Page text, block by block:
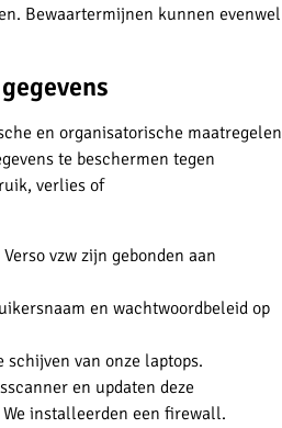
Bewaartermijnen kunnen evenwel
en organisatorische maatregelen
te beschermen tegen
verlies of
vzw zijn gebonden aan
en wachtwoordbeleid op
schijven van onze laptops.
en updaten deze
installeerden een firewall.